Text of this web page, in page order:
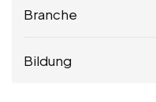
Branche
Bildung